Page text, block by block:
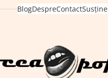
BlogDespreContactSusține